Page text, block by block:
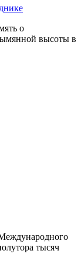
о
высоты в
тысяч